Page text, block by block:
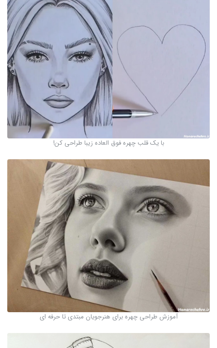
با یک قلب چهره فوق العاده زیبا طراحی کن!
آموزش طراحی چهره برای هنرجویان مبتدی تا حرفه ای